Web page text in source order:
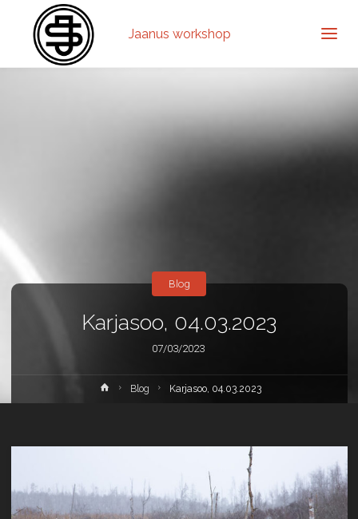
Jaanus workshop
Karjasoo, 04.03.2023
07/03/2023
Blog
HomeBlog Karjasoo, 04.03.2023